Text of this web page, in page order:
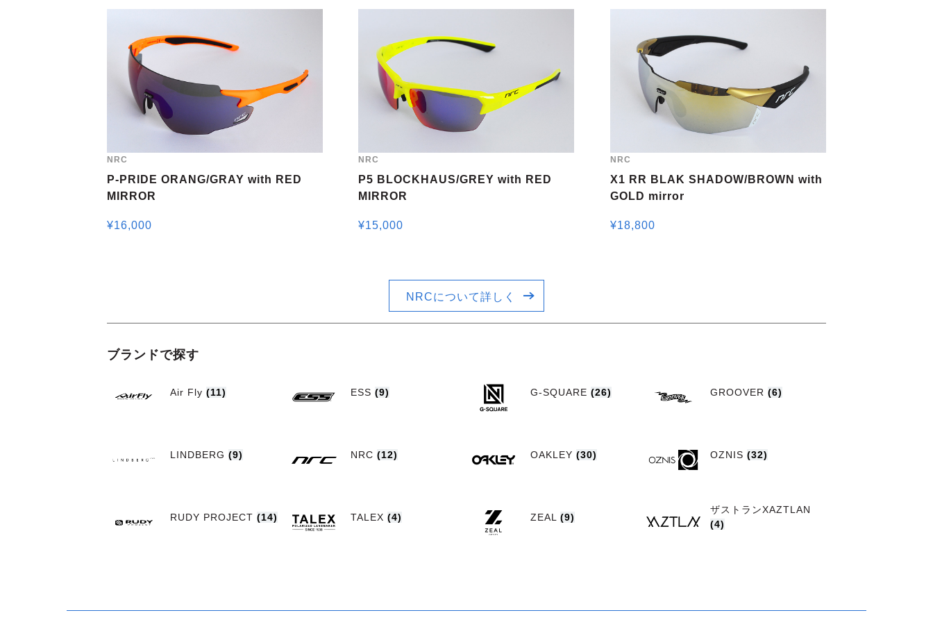
NRC
P-PRIDE ORANG/GRAY with RED
MIRROR
¥16,000
NRC
P5 BLOCKHAUS/GREY with RED
MIRROR
¥15,000
NRC
X1 RR BLAK SHADOW/BROWN with
GOLD mirror
¥18,800
NRCについて詳しく
ブランドで探す
Air Fly(11) ESS (9) G-SQUARE (26) GROOVER (6)
LINDBERG(9) NRC (12) OAKLEY (30) OZNIS (32)
RUDY PROJECT(14) TALEX (4) ZEAL (9)
ザストランXAZTLAN
(4)